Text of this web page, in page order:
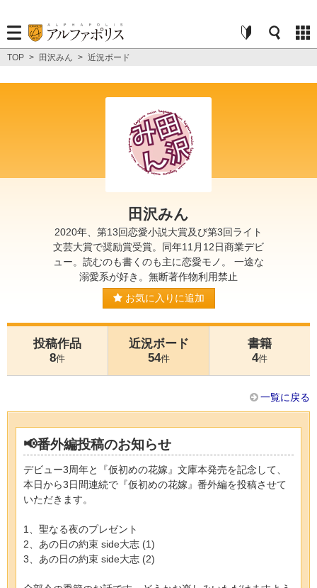
TOP > 田沢みん > 近況ボード
田沢みん
2020年、第13回恋愛小説大賞及び第3回ライト
文芸大賞で奨励賞受賞。同年11月12日商業デビ
ュー。読むのも書くのも主に恋愛モノ。 一途な
溺愛系が好き。無断著作物利用禁止
お気に入りに追加
投稿作品
8件
近況ボード
54件
書籍
4件
一覧に戻る
📢番外編投稿のお知らせ
デビュー3周年と『仮初めの花嫁』文庫本発売を記念して、
本日から3日間連続で『仮初めの花嫁』番外編を投稿させて
いただきます。
1、聖なる夜のプレゼント
2、あの日の約束 side大志 (1)
3、あの日の約束 side大志 (2)